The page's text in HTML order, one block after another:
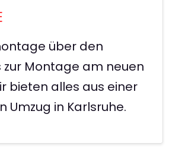
über den
Montage am neuen
bieten alles aus einer
Umzug in Karlsruhe.